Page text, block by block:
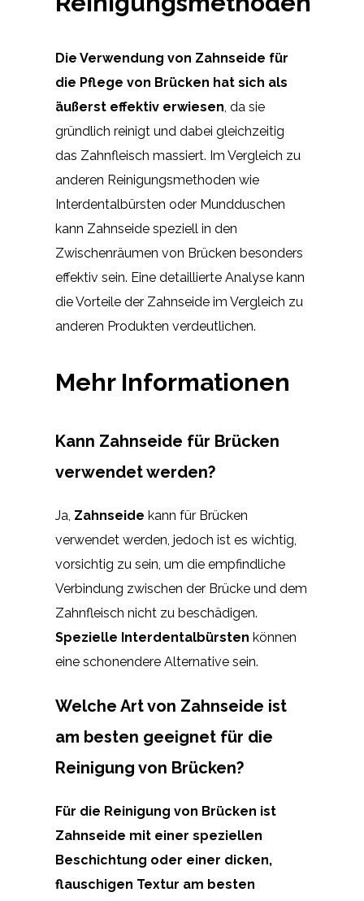
Die Verwendung von Zahnseide für
die Pflege von Brücken hat sich als
äußerst effektiv erwiesen, da sie
gründlich reinigt und dabei gleichzeitig
das Zahnfleisch massiert. Im Vergleich zu
anderen Reinigungsmethoden wie
Interdentalbürsten oder Mundduschen
kann Zahnseide speziell in den
Zwischenräumen von Brücken besonders
effektiv sein. Eine detaillierte Analyse kann
die Vorteile der Zahnseide im Vergleich zu
anderen Produkten verdeutlichen.
Mehr Informationen
Kann Zahnseide für Brücken
verwendet werden?
Ja, Zahnseide kann für Brücken
verwendet werden, jedoch ist es wichtig,
vorsichtig zu sein, um die empfindliche
Verbindung zwischen der Brücke und dem
Zahnfleisch nicht zu beschädigen.
Spezielle Interdentalbürsten können
eine schonendere Alternative sein.
Welche Art von Zahnseide ist
am besten geeignet für die
Reinigung von Brücken?
Für die Reinigung von Brücken ist
Zahnseide mit einer speziellen
Beschichtung oder einer dicken,
flauschigen Textur am besten